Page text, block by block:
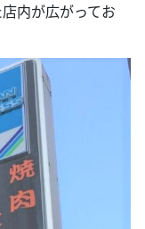
内が広がってお